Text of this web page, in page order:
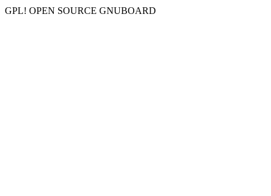
GPL! OPEN SOURCE GNUBOARD